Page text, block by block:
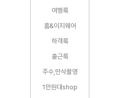
여행룩
홈&이지웨어
하객룩
출근룩
주수,만삭촬영
1만원대shop